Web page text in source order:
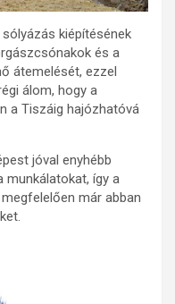
kiépítésének
és a
átemelését, ezzel
álom, hogy a
a Tiszáig hajózhatóvá
jóval enyhébb
munkálatokat, így a
már abban